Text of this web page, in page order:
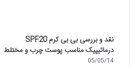
نقد و بررسی بی بی کرم SPF20
درماتیپیک مناسب پوست چرب و مختلط
05/05/14